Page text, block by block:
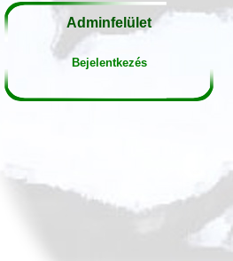
Adminfelület
Bejelentkezés